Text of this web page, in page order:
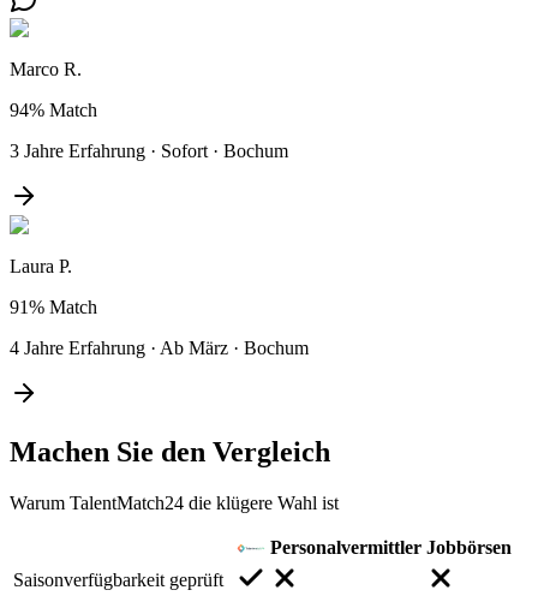
Marco R.
94% Match
3 Jahre Erfahrung · Sofort · Bochum
Laura P.
91% Match
4 Jahre Erfahrung · Ab März · Bochum
Machen Sie den Vergleich
Warum TalentMatch24 die klügere Wahl ist
Personalvermittler Jobbörsen
Saisonverfügbarkeit geprüft